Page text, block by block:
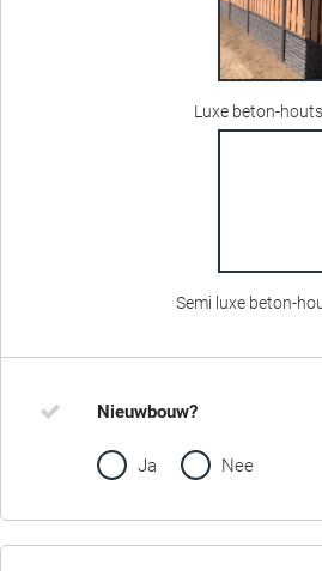
Luxe beton-
Semi luxe beton-
Nieuwbouw?
Ja Nee